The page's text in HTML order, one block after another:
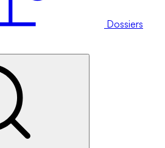
Dossiers